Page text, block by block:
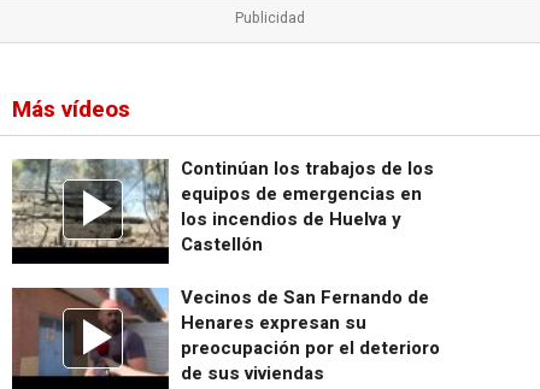
Más vídeos
Continúan los trabajos de los
equipos de emergencias en
los incendios de Huelva y
Castellón
Vecinos de San Fernando de
Henares expresan su
preocupación por el deterioro
de sus viviendas